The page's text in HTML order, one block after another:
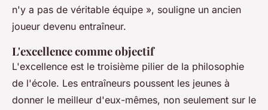
n'y a pas de véritable équipe », souligne un ancien
joueur devenu entraîneur.
L'excellence comme objectif
L'excellence est le troisième pilier de la philosophie
de l'école. Les entraîneurs poussent les jeunes à
donner le meilleur d'eux-mêmes, non seulement sur le